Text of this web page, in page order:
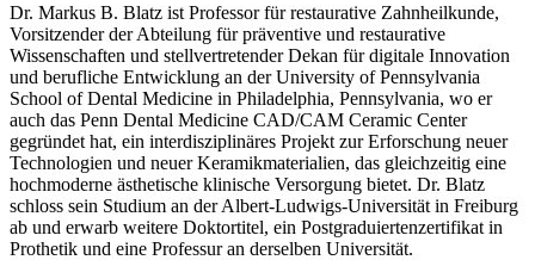
Dr. Markus B. Blatz ist Professor für restaurative Zahnheilkunde,
Vorsitzender der Abteilung für präventive und restaurative
Wissenschaften und stellvertretender Dekan für digitale Innovation
und berufliche Entwicklung an der University of Pennsylvania
School of Dental Medicine in Philadelphia, Pennsylvania, wo er
auch das Penn Dental Medicine CAD/CAM Ceramic Center
gegründet hat, ein interdisziplinäres Projekt zur Erforschung neuer
Technologien und neuer Keramikmaterialien, das gleichzeitig eine
hochmoderne ästhetische klinische Versorgung bietet. Dr. Blatz
schloss sein Studium an der Albert-Ludwigs-Universität in Freiburg
ab und erwarb weitere Doktortitel, ein Postgraduiertenzertifikat in
Prothetik und eine Professur an derselben Universität.